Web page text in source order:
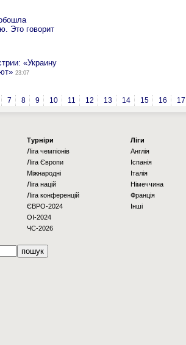
Это говорит
«Украину
23:07
7 8 9 10 11 12 13 14 15 16 17
Турніри
Ліга чемпіонів
Ліга Європи
Міжнародні
Ліга націй
Ліга конференцій
ЄВРО-2024
OI-2024
ЧС-2026
Ліги
Англія
Іспанія
Італія
Німеччина
Франція
Інші